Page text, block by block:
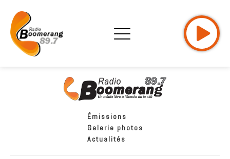
Émissions
Galerie photos
Actualités